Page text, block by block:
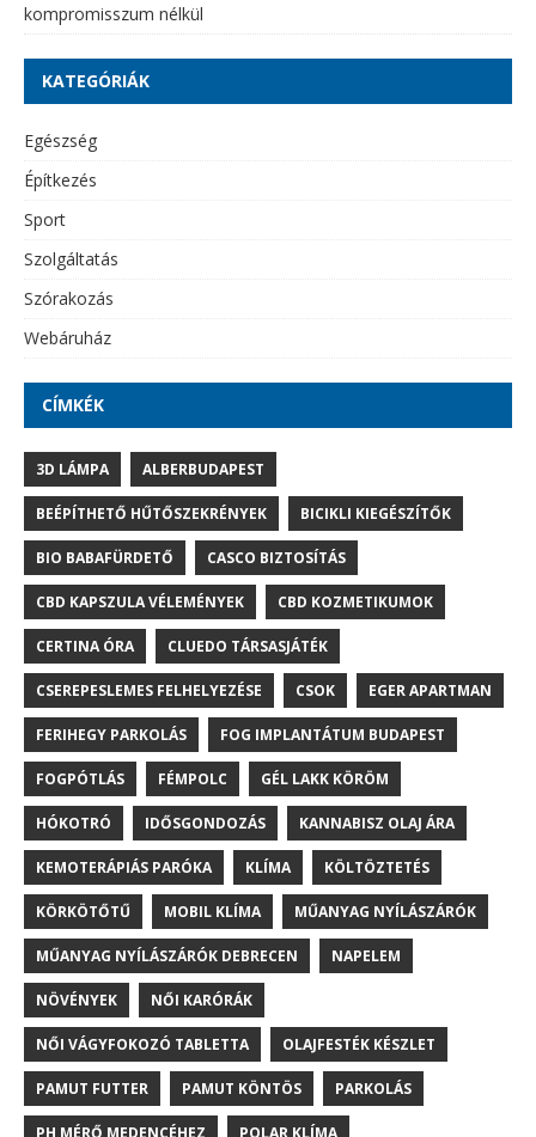
kompromisszum nélkül
KATEGÓRIÁK
Egészség
Építkezés
Sport
Szolgáltatás
Szórakozás
Webáruház
CÍMKÉK
3D LÁMPA ALBERBUDAPEST
BEÉPÍTHETŐ HŰTŐSZEKRÉNYEK BICIKLI KIEGÉSZÍTŐK
BIO BABAFÜRDETŐ CASCO BIZTOSÍTÁS
CBD KAPSZULA VÉLEMÉNYEK CBD KOZMETIKUMOK
CERTINA ÓRA CLUEDO TÁRSASJÁTÉK
CSEREPESLEMES FELHELYEZÉSE CSOK EGER APARTMAN
FERIHEGY PARKOLÁS FOG IMPLANTÁTUM BUDAPEST
FOGPÓTLÁS FÉMPOLC GÉL LAKK KÖRÖM
HÓKOTRÓ IDŐSGONDOZÁS KANNABISZ OLAJ ÁRA
KEMOTERÁPIÁS PARÓKA KLÍMA KÖLTÖZTETÉS
KÖRKÖTŐTŰ MOBIL KLÍMA MŰANYAG NYÍLÁSZÁRÓK
MŰANYAG NYÍLÁSZÁRÓK DEBRECEN NAPELEM
NÖVÉNYEK NŐI KARÓRÁK
NŐI VÁGYFOKOZÓ TABLETTA OLAJFESTÉK KÉSZLET
PAMUT FUTTER PAMUT KÖNTÖS PARKOLÁS
PH MÉRŐ MEDENCÉHEZ POLAR KLÍMA